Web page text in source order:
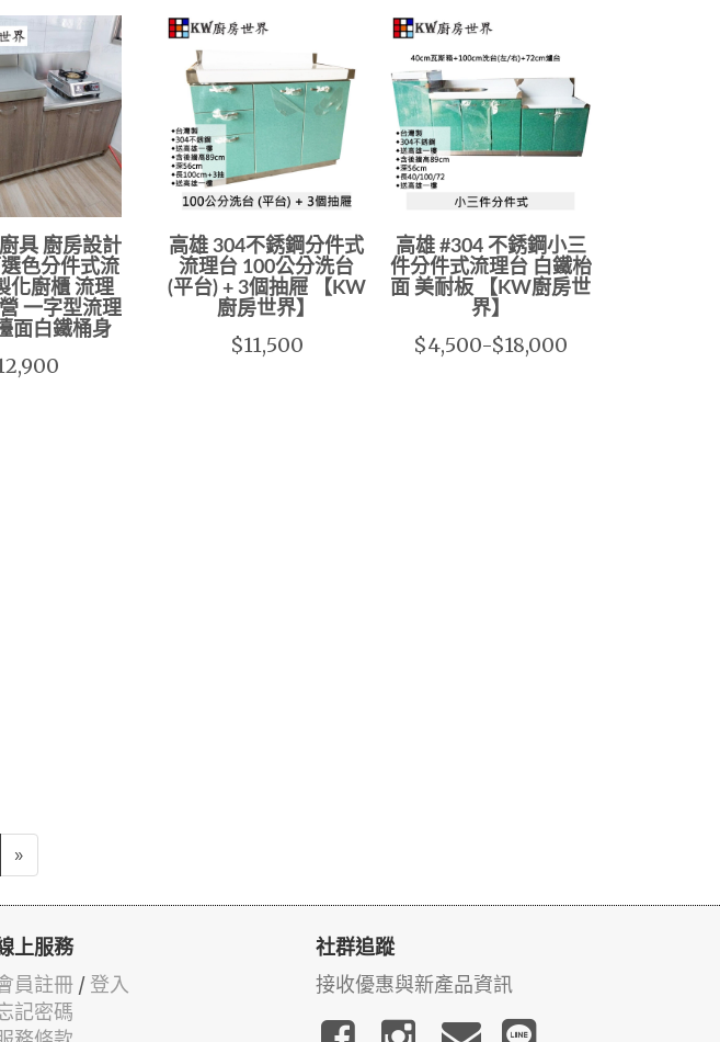
具 廚房設計
色分件式流
化廚櫃 流理
一字型流理
面白鐵桶身
高雄 304不銹鋼分件式
流理台 100公分洗台
(平台) + 3個抽屜 【KW
廚房世界】
$11,500
高雄 #304 不銹鋼小三
件分件式流理台 白鐵枱
面 美耐板 【KW廚房世
界】
$4,500-$18,000
»
上服務
員註冊 / 登入
記密碼
社群追蹤
接收優惠與新產品資訊